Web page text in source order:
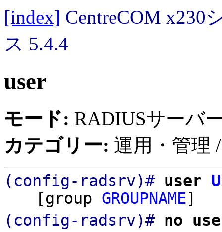
[index] CentreCOM x230
ス 5.4.4
user
モード: RADIUSサーバ
カテゴリー: 運用・管理
(config-radsrv)# user
[group GROUPNAME]
(config-radsrv)# no